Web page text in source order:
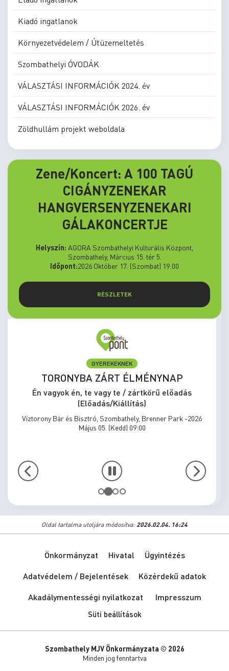
Kiadó ingatlanok
Környezetvédelem / Útüzemeltetés
Szombathelyi ÓVODÁK
VÁLASZTÁSI INFORMÁCIÓK 2024. év
VÁLASZTÁSI INFORMÁCIÓK 2026. év
Zöldhullám projekt weboldala
Zene/Koncert: A 100 TAGÚ
CIGÁNYZENEKAR
HANGVERSENYZENEKARI
GÁLAKONCERTJE
Helyszín: AGORA Szombathelyi Kulturális Központ,
Szombathely, Március 15. tér 5.
Időpont:2026 Október 17. (Szombat) 19:00
RÉSZLETEK
GYEREKEKNEK
TORONYBA ZÁRT ÉLMÉNYNAP
Én vagyok én, te vagy te / zártkörű előadás
(Előadás/Kiállítás)
Víztorony Bár és Bisztró, Szombathely, Brenner Park -2026
Május 05. (Kedd) 09:00
Oldal tartalma utoljára módosítva: 2026.02.04. 16:24
Önkormányzat Hivatal
Ügyintézés
Adatvédelem / Bejelentések
Közérdekű adatok
Akadálymentességi nyilatkozat
Impresszum
Süti beállítások
Szombathely MJV Önkormányzata © 2026
Minden jog fenntartva